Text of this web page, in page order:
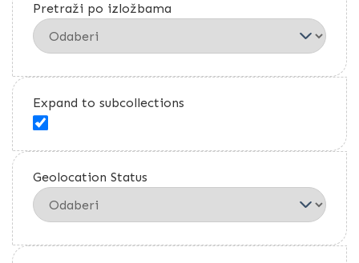
Pretraži po izložbama
Expand to subcollections
Geolocation Status